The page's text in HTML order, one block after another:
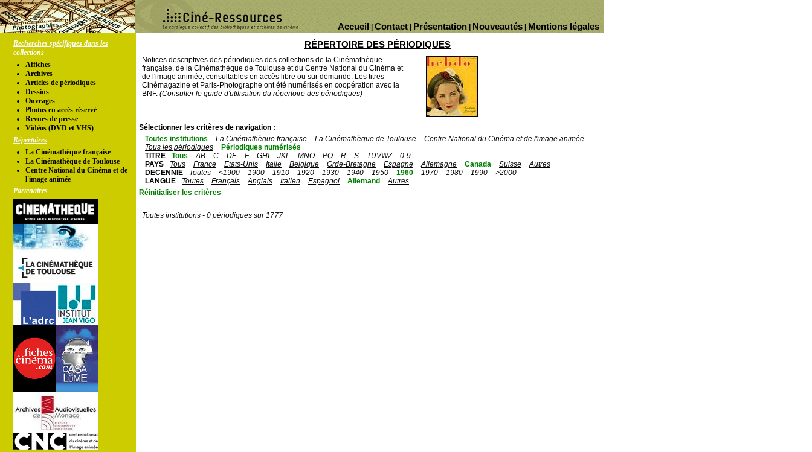
Mentions légales
Nouveautés
Présentation
Contact
Accueil
Recherches spécifiques dans les
collections
Affiches
Archives
Articles de périodiques
Dessins
Ouvrages
Photos en accés réservé
Revues de presse
Vidéos (DVD et VHS)
Répertoires
La Cinémathèque française
La Cinémathèque de Toulouse
Centre National du Cinéma et de
l'image animée
Partenaires
RÉPERTOIRE DES PÉRIODIQUES
Notices descriptives des périodiques des collections de la Cinémathèque
française, de la Cinémathèque de Toulouse et du Centre National du Cinéma et
de l'image animée, consultables en accès libre ou sur demande. Les titres
Cinémagazine et Paris-Photographe ont été numérisés en coopération avec la
BNF. (Consulter le guide d'utilisation du répertoire des périodiques)
Sélectionner les critères de navigation :
Toutes institutions
La Cinémathèque française La Cinémathèque de Toulouse
Centre National du Cinéma et de l'image animée
Tous les périodiques
Périodiques numérisés
TITRE
Tous AB C DE F GHI JKL MNO PQ R S TUVWZ
0-9
PAYS
Tous France Etats-Unis Italie Belgique Grde-Bretagne Espagne Allemagne Canada Suisse
Autres
DECENNIE
Toutes <1900 1900 1910 1920 1930 1940 1950 1960 1970 1980 1990
>2000
LANGUE
Toutes Français Anglais Italien Espagnol Allemand
Autres
Réinitialiser les critères
Toutes institutions - 0 périodiques sur 1777